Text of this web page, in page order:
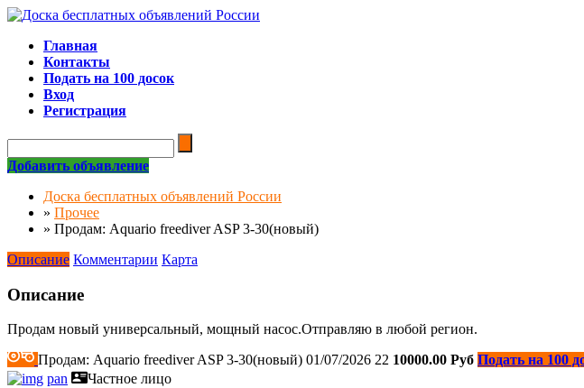
Главная
Контакты
Подать на 100 досок
Вход
Регистрация
Добавить объявление
Доска бесплатных объявлений России
» Прочее
» Продам: Aquario freediver ASP 3-30(новый)
Описание Комментарии Карта
Описание
Продам новый универсальный, мощный насос.Отправляю в любой регион.
Продам: Aquario freediver ASP 3-30(новый) 01/07/2026 22 10000.00 Руб Подать на 100
pan
Частное лицо